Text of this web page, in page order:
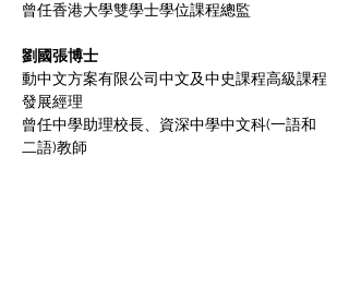
曾任香港大學雙學士學位課程總監
劉國張博士
動中文方案有限公司中文及中史課程高級課程
發展經理
曾任中學助理校長、資深中學中文科(一語和
二語)教師